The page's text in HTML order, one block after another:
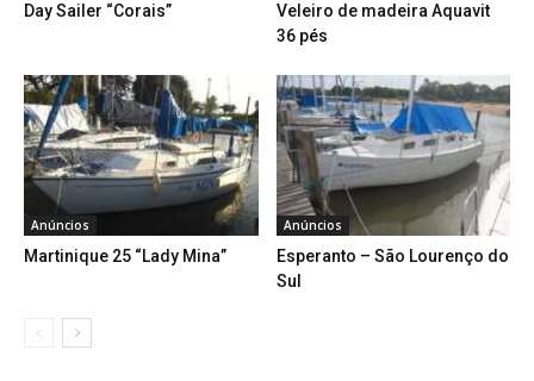
Day Sailer “Corais”
Veleiro de madeira Aquavit
36 pés
Anúncios
Martinique 25 “Lady Mina”
Anúncios
Esperanto – São Lourenço do
Sul